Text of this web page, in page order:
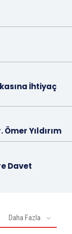
İhtiyaç
Yıldırım
Davet
Daha Fazla